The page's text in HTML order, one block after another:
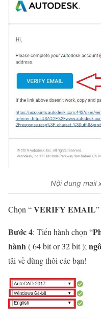
Nội dung mail
Chọn “VERIFY EMAIL
Bước 4: Tiến hành chọn “
hành( 64 bit or 32 bit );
tải về dùng thôi các bạn!